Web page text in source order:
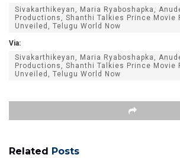
Sivakarthikeyan, Maria Ryaboshapka,
Productions, Shanthi Talkies Prince Movie
Unveiled, Telugu World Now
Via:
Sivakarthikeyan, Maria Ryaboshapka,
Productions, Shanthi Talkies Prince Movie
Unveiled, Telugu World Now
Related Posts